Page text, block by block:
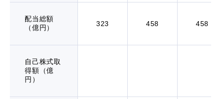
配当総額
（億円）
323 458 458
自己株式取
得額（億
円）